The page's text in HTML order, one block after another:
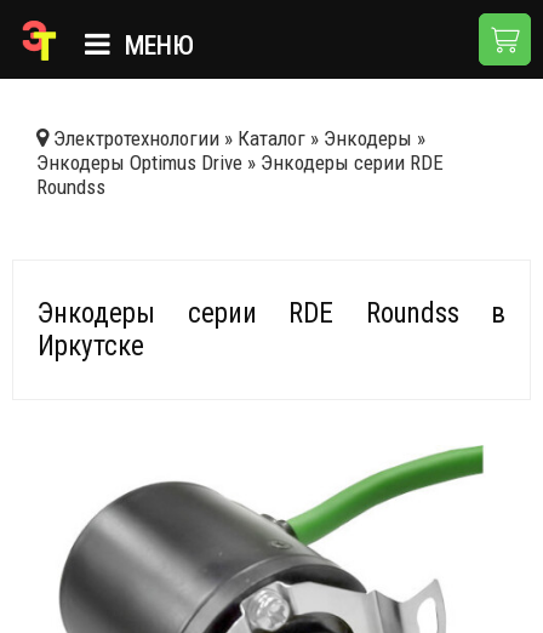
МЕНЮ
КАТАЛОГ
НОВОСТИ
ДОСТАВКА И ОПЛАТА
Электротехнологии » Каталог » Энкодеры »
Энкодеры Optimus Drive » Энкодеры серии RDE
Roundss
Энкодеры серии RDE Roundss в
Иркутске